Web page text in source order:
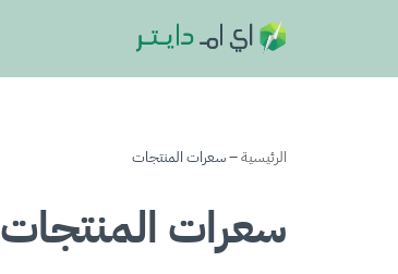
الرئيسية–سعرات المنتجات
سعرات المنتجات